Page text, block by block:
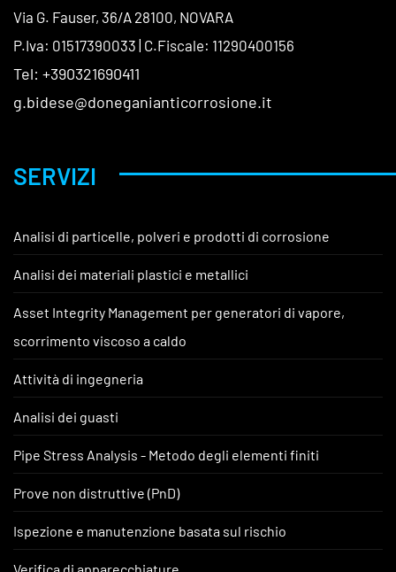
Via G. Fauser, 36/A 28100, NOVARA
P.Iva: 01517390033 | C.Fiscale: 11290400156
Tel: +390321690411
g.bidese@doneganianticorrosione.it
SERVIZI
Analisi di particelle, polveri e prodotti di corrosione
Analisi dei materiali plastici e metallici
Asset Integrity Management per generatori di vapore,
scorrimento viscoso a caldo
Attività di ingegneria
Analisi dei guasti
Pipe Stress Analysis - Metodo degli elementi finiti
Prove non distruttive (PnD)
Ispezione e manutenzione basata sul rischio